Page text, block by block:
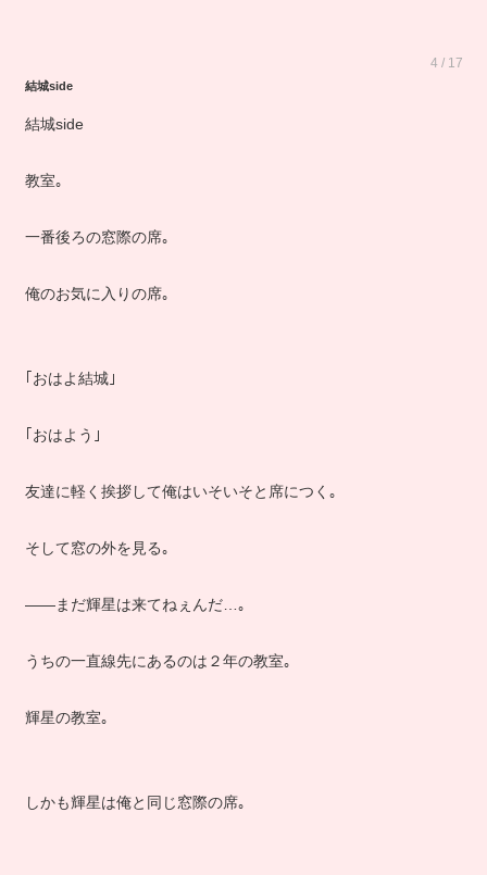
4 / 17
結城side
結城side
教室｡
一番後ろの窓際の席｡
俺のお気に入りの席｡
｢おはよ結城｣
｢おはよう｣
友達に軽く挨拶して俺はいそいそと席につく｡
そして窓の外を見る｡
――まだ輝星は来てねぇんだ…｡
うちの一直線先にあるのは２年の教室｡
輝星の教室｡
しかも輝星は俺と同じ窓際の席｡